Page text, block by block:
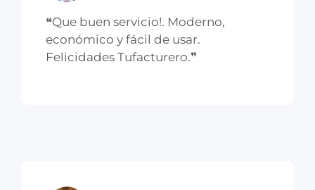
❝Que buen servicio!. Moderno,
económico y fácil de usar.
Felicidades Tufacturero.❞